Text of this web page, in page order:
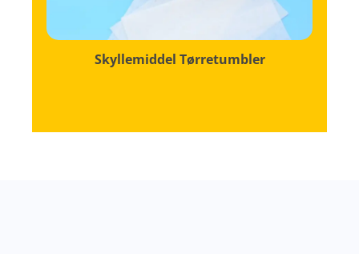
Skyllemiddel Tørretumbler